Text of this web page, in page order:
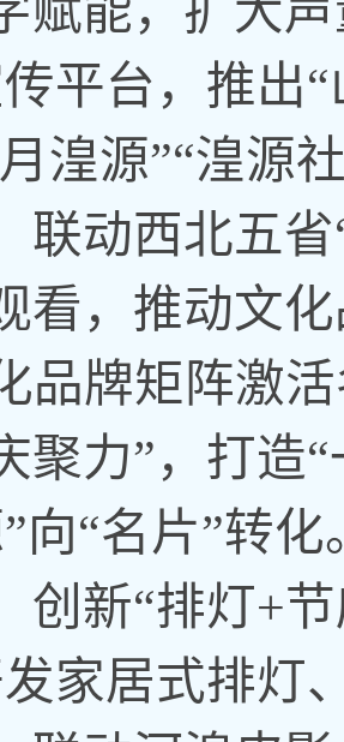
赋能，扩大
平台，推出
湟源”“湟源
联动西北五
看，推动文
品牌矩阵激
聚力”，打造
向“名片”转
创新“排灯+
家居式排灯